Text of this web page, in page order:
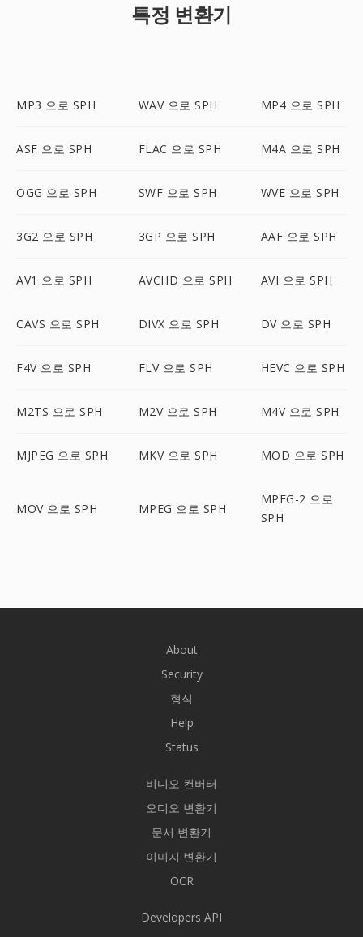
특정 변환기
MP3 으로 SPH WAV 으로 SPH MP4 으로 SPH
ASF 으로 SPH FLAC 으로 SPH M4A 으로 SPH
OGG 으로 SPH SWF 으로 SPH WVE 으로 SPH
3G2 으로 SPH 3GP 으로 SPH AAF 으로 SPH
AV1 으로 SPH AVCHD 으로 SPH AVI 으로 SPH
CAVS 으로 SPH DIVX 으로 SPH DV 으로 SPH
F4V 으로 SPH FLV 으로 SPH HEVC 으로 SPH
M2TS 으로 SPH M2V 으로 SPH M4V 으로 SPH
MJPEG 으로 SPH MKV 으로 SPH MOD 으로 SPH
MOV 으로 SPH MPEG 으로 SPH
MPEG-2 으로
SPH
About
Security
형식
Help
Status
비디오 컨버터
오디오 변환기
문서 변환기
이미지 변환기
OCR
Developers API